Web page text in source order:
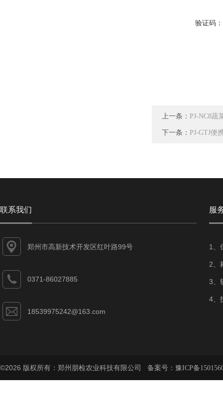
验证码：
上一条： PJ-NC8蔬
下一条： PJ-GTJ便
联系我们
郑州市高新技术开发区红叶路99号
0371-86027885
18539975242@163.com
服
1、
2、
3、
4、
©2026 版权所有：郑州朋检农业科技有限公司 备案号： 豫ICP备